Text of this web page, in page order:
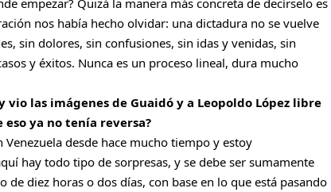
nos había hecho olvidar: una dictadura no se vuelve
sin dolores, sin confusiones, sin idas y venidas, sin
y éxitos. Nunca es un proceso lineal, dura mucho
las imágenes de Guaidó y a Leopoldo López libre
ya no tenía reversa?
desde hace mucho tiempo y estoy
hay todo tipo de sorpresas, y se debe ser sumamente
diez horas o dos días, con base en lo que está pasando